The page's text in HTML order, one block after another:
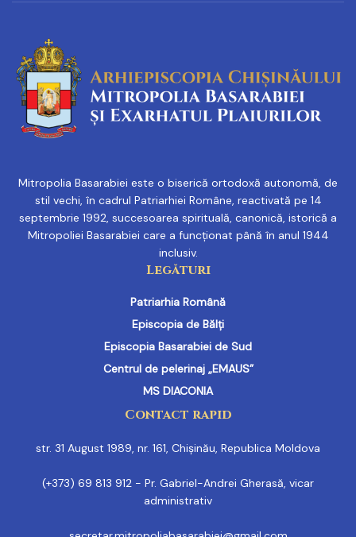
Mitropolia Basarabiei este o biserică ortodoxă autonomă, de
stil vechi, în cadrul Patriarhiei Române, reactivată pe 14
septembrie 1992, succesoarea spirituală, canonică, istorică a
Mitropoliei Basarabiei care a funcționat până în anul 1944
inclusiv.
Legături
Patriarhia Română
Episcopia de Bălți
Episcopia Basarabiei de Sud
Centrul de pelerinaj „EMAUS”
MS DIACONIA
Contact rapid
str. 31 August 1989, nr. 161, Chișinău, Republica Moldova
(+373) 69 813 912 - Pr. Gabriel-Andrei Gherasă, vicar
administrativ